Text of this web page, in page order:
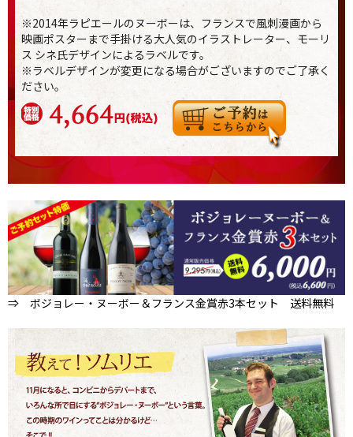
※2014年ラピエールのヌーボーは、フランスで風刺漫画から
映画ポスターまで手掛ける大人気のイラストレーター、モーリ
ス シネ氏デザインによるラベルです。
※ラベルデザインが変更になる場合がございますのでご了承く
ださい。
⇒ ボジョレー・ヌーボー＆フランス金賞赤3本セット 送料無料